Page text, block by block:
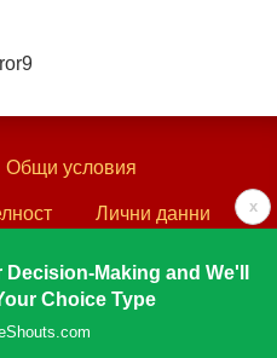
x
Making and We'll
Choice Type
Общи условия
Лични данни
© 2003 - 2026